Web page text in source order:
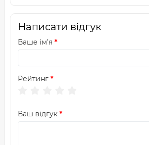
Написати відгук
Ваше ім’я
Рейтинг
Ваш відгук